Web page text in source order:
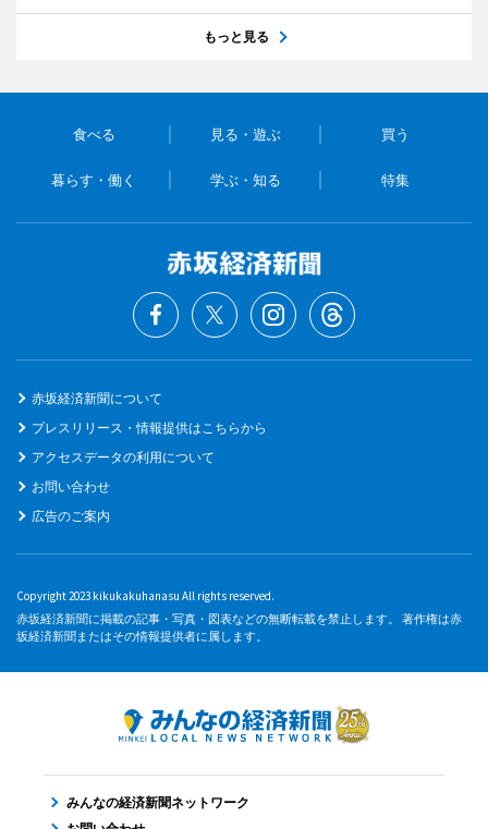
もっと見る
食べる 見る・遊ぶ 買う
暮らす・働く 学ぶ・知る 特集
赤坂経済新聞について
プレスリリース・情報提供はこちらから
アクセスデータの利用について
お問い合わせ
広告のご案内
Copyright 2023 kikukakuhanasu All rights reserved.
赤坂経済新聞に掲載の記事・写真・図表などの無断転載を禁止します。 著作権は赤
坂経済新聞またはその情報提供者に属します。
みんなの経済新聞ネットワーク